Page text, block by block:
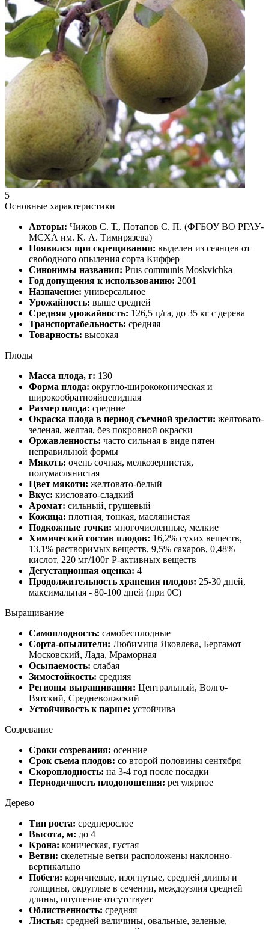
5
Основные характеристики
Авторы: Чижов С. Т., Потапов С. П. (ФГБОУ ВО РГАУ-
МСХА им. К. А. Тимирязева)
Появился при скрещивании: выделен из сеянцев от
свободного опыления сорта Киффер
Синонимы названия: Prus communis Moskvichka
Год допущения к использованию: 2001
Назначение: универсальное
Урожайность: выше средней
Средняя урожайность: 126,5 ц/га, до 35 кг с дерева
Транспортабельность: средняя
Товарность: высокая
Плоды
Масса плода, г: 130
Форма плода: округло-ширококоническая и
широкообратнояйцевидная
Размер плода: средние
Окраска плода в период съемной зрелости: желтовато-
зеленая, желтая, без покровной окраски
Оржавленность: часто сильная в виде пятен
неправильной формы
Мякоть: очень сочная, мелкозернистая,
полумаслянистая
Цвет мякоти: желтовато-белый
Вкус: кисловато-сладкий
Аромат: сильный, грушевый
Кожица: плотная, тонкая, маслянистая
Подкожные точки: многочисленные, мелкие
Химический состав плодов: 16,2% сухих веществ,
13,1% растворимых веществ, 9,5% сахаров, 0,48%
кислот, 220 мг/100г Р-активных веществ
Дегустационная оценка: 4
Продолжительность хранения плодов: 25-30 дней,
максимальная - 80-100 дней (при 0С)
Выращивание
Самоплодность: самобесплодные
Сорта-опылители: Любимица Яковлева, Бергамот
Московский, Лада, Мраморная
Осыпаемость: слабая
Зимостойкость: средняя
Регионы выращивания: Центральный, Волго-
Вятский, Средневолжский
Устойчивость к парше: устойчива
Созревание
Сроки созревания: осенние
Срок съема плодов: со второй половины сентября
Скороплодность: на 3-4 год после посадки
Периодичность плодоношения: регулярное
Дерево
Тип роста: среднерослое
Высота, м: до 4
Крона: коническая, густая
Ветви: скелетные ветви расположены наклонно-
вертикально
Побеги: коричневые, изогнутые, средней длины и
толщины, округлые в сечении, междоузлия средней
длины, опушение отсутствует
Облиственность: средняя
Листья: средней величины, овальные, зеленые,